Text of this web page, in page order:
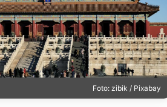
Foto: zibik / Pixabay